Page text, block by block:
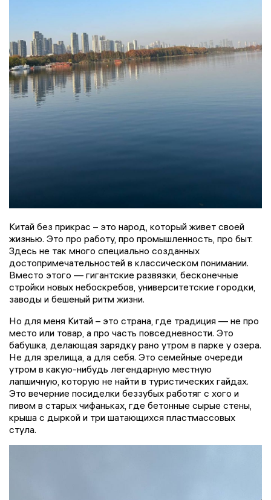
Китай без прикрас – это народ, который живет своей
жизнью. Это про работу, про промышленность, про быт.
Здесь не так много специально созданных
достопримечательностей в классическом понимании.
Вместо этого — гигантские развязки, бесконечные
стройки новых небоскребов, университетские городки,
заводы и бешеный ритм жизни.
Но для меня Китай – это страна, где традиция — не про
место или товар, а про часть повседневности. Это
бабушка, делающая зарядку рано утром в парке у озера.
Не для зрелища, а для себя. Это семейные очереди
утром в какую-нибудь легендарную местную
лапшичную, которую не найти в туристических гайдах.
Это вечерние посиделки беззубых работяг с хого и
пивом в старых чифаньках, где бетонные сырые стены,
крыша с дыркой и три шатающихся пластмассовых
стула.